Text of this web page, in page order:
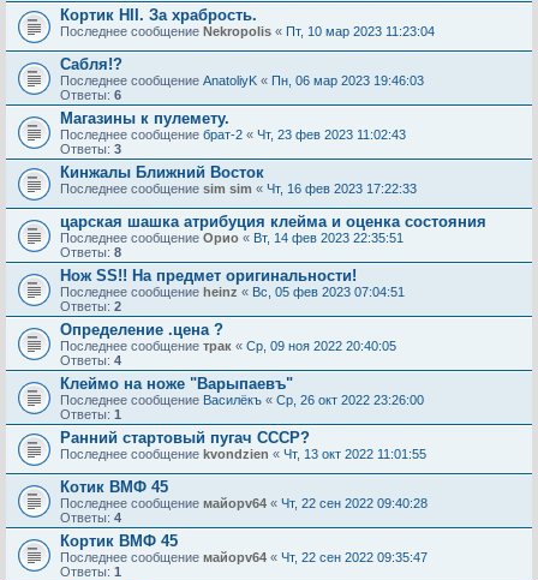
Кортик НII. За храбрость.
Последнее сообщение Nekropolis « Пт, 10 мар 2023 11:23:04
Сабля!?
Последнее сообщение AnatoliyK « Пн, 06 мар 2023 19:46:03
Ответы: 6
Магазины к пулемету.
Последнее сообщение брат-2 « Чт, 23 фев 2023 11:02:43
Ответы: 3
Кинжалы Ближний Восток
Последнее сообщение sim sim « Чт, 16 фев 2023 17:22:33
царская шашка атрибуция клейма и оценка состояния
Последнее сообщение Орио « Вт, 14 фев 2023 22:35:51
Ответы: 8
Нож SS!! На предмет оригинальности!
Последнее сообщение heinz « Вс, 05 фев 2023 07:04:51
Ответы: 2
Определение .цена ?
Последнее сообщение трак « Ср, 09 ноя 2022 20:40:05
Ответы: 4
Клеймо на ноже "Варыпаевъ"
Последнее сообщение Василёкъ « Ср, 26 окт 2022 23:26:00
Ответы: 1
Ранний стартовый пугач СССР?
Последнее сообщение kvondzien « Чт, 13 окт 2022 11:01:55
Котик ВМФ 45
Последнее сообщение майорv64 « Чт, 22 сен 2022 09:40:28
Ответы: 4
Кортик ВМФ 45
Последнее сообщение майорv64 « Чт, 22 сен 2022 09:35:47
Ответы: 1